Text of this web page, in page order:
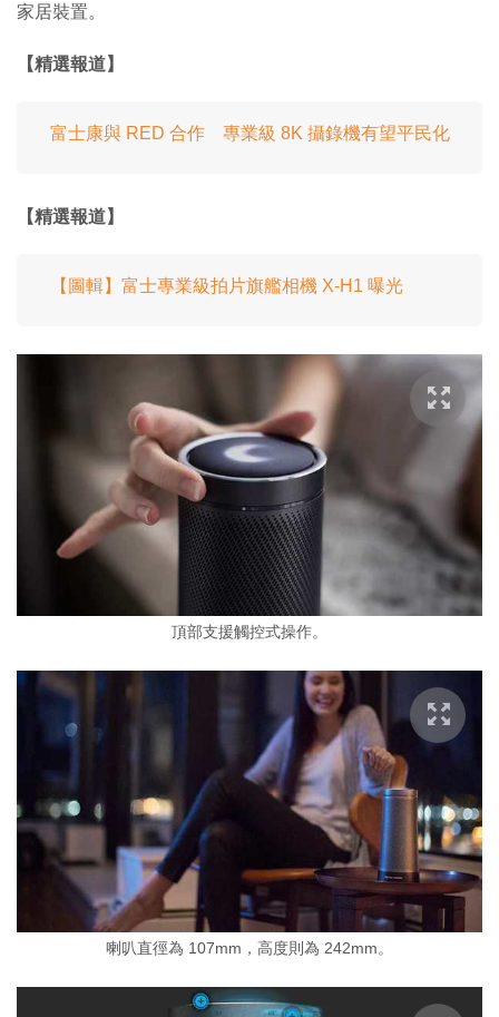
家居裝置。
【精選報道】
富士康與 RED 合作 專業級 8K 攝錄機有望平民化
【精選報道】
【圖輯】富士專業級拍片旗艦相機 X-H1 曝光
頂部支援觸控式操作。
喇叭直徑為 107mm，高度則為 242mm。